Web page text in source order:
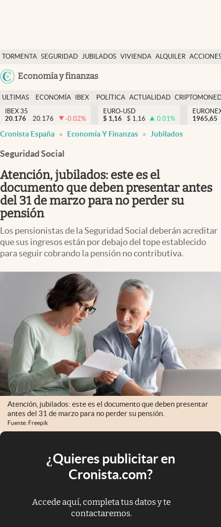
TORMENTA SEGURIDAD JUBILADOS VIVIENDA ALQUILER
USA
Economía y finanzas
Economía y finanzas
Política
Actualidad
Criptomonedas
España
ULTIMAS
NOTICIAS
ECONOMÍA
FINANZAS
IBEX
EURO
POLÍTICA ACTUALIDAD
IBEX 35
20.176
20.176 -0.02%
EURO-USD
$ 1,16 $ 1,16 0.01%
1965,65
Cronista España Economía Y Finanzas Jubilados
Seguridad Social
Atención, jubilados: este es el
documento que deben presentar antes
del 31 de marzo para no perder su
pensión
Los pensionistas de la Seguridad Social deberán acreditar
que sus ingresos están por debajo del tope establecido
para seguir cobrando la pensión no contributiva.
Atención, jubilados: este es el documento que deben presentar
antes del 31 de marzo para no perder su pensión.
Fuente: Freepik
¿Quieres publicitar en
Cronista.com?
Accede aquí, completa tus datos y te
contactaremos.